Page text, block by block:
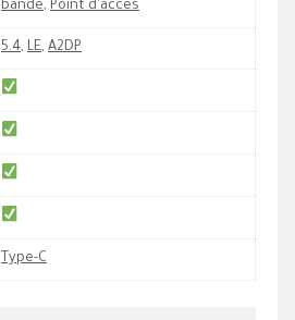
bande, Point d'accès
5.4, LE, A2DP
Type-C